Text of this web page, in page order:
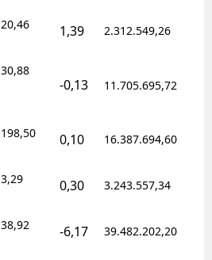
20,46 1,39 2.312.549,26
30,88
-0,13 11.705.695,72
198,50 0,10 16.387.694,60
3,29 0,30 3.243.557,34
38,92 -6,17 39.482.202,20